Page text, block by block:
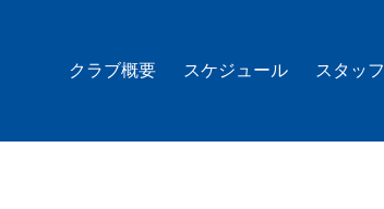
クラブ概要 スケジュール スタッフ